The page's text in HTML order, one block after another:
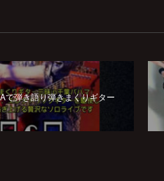
で弾き語り弾きまくりギター